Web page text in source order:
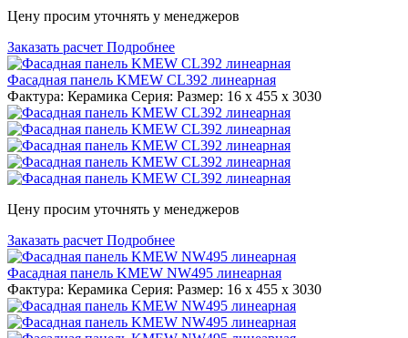
Цену просим уточнять у менеджеров
Заказать расчет Подробнее
Фасадная панель KMEW CL392 линеарная
Фактура: Керамика Серия: Размер: 16 x 455 x 3030
Цену просим уточнять у менеджеров
Заказать расчет Подробнее
Фасадная панель KMEW NW495 линеарная
Фактура: Керамика Серия: Размер: 16 x 455 x 3030